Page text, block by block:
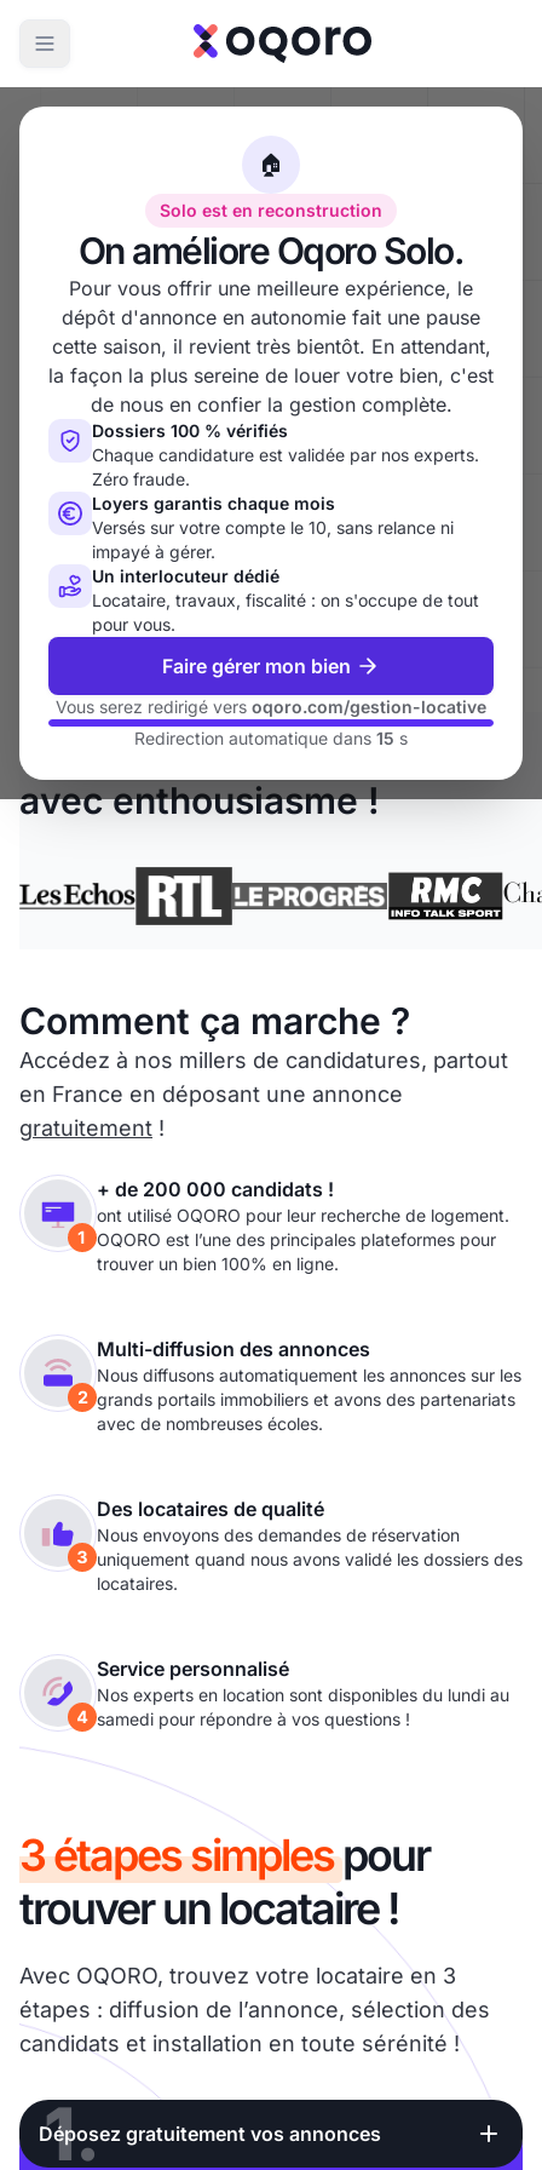
Trouvezvotre locataire
idéal en quelques clics !
Déposez une annonce et recevez des demandes de
réservation accompagnées de dossiers complets,
validés par notre équipe d'experts !
Déposer une annonce
+2500 avis Google
Ils nous recommandent… et
avec enthousiasme !
Comment ça marche ?
Accédez à nos millers de candidatures, partout
en France en déposant une annonce
gratuitement !
+ de 200 000 candidats !
ont utilisé OQORO pour leur recherche de logement.
OQORO est l’une des principales plateformes pour
trouver un bien 100% en ligne.
Multi-diffusion des annonces
Nous diffusons automatiquement les annonces sur les
grands portails immobiliers et avons des partenariats
avec de nombreuses écoles.
Des locataires de qualité
Nous envoyons des demandes de réservation
uniquement quand nous avons validé les dossiers des
locataires.
Service personnalisé
Nos experts en location sont disponibles du lundi au
samedi pour répondre à vos questions !
3 étapes simplespour
trouver un locataire !
Avec OQORO, trouvez votre locataire en 3
étapes : diffusion de l’annonce, sélection des
candidats et installation en toute sérénité !
1.
Déposez gratuitement vos annonces
🏠
Solo est en reconstruction
On améliore Oqoro Solo.
Pour vous offrir une meilleure expérience, le
dépôt d'annonce en autonomie fait une pause
cette saison, il revient très bientôt. En attendant,
la façon la plus sereine de louer votre bien, c'est
de nous en confier la gestion complète.
Dossiers 100 % vérifiés
Chaque candidature est validée par nos experts.
Zéro fraude.
Loyers garantis chaque mois
Versés sur votre compte le 10, sans relance ni
impayé à gérer.
Un interlocuteur dédié
Locataire, travaux, fiscalité : on s'occupe de tout
pour vous.
Faire gérer mon bien
Vous serez redirigé vers oqoro.com/gestion-locative
Redirection automatique dans 15 s